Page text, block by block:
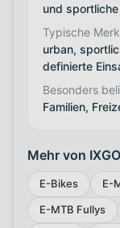
und
Typische
urban,
definierte
Besonders
Familien,
Mehr von IXGO
E-Bikes E-
E-MTB Fullys